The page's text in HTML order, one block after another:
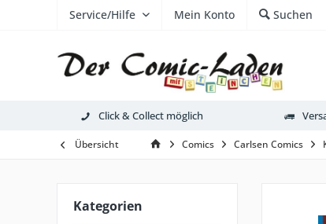
Service/Hilfe Mein Konto Suchen
Click & Collect möglich
Übersicht Comics Carlsen Comics
Kategorien